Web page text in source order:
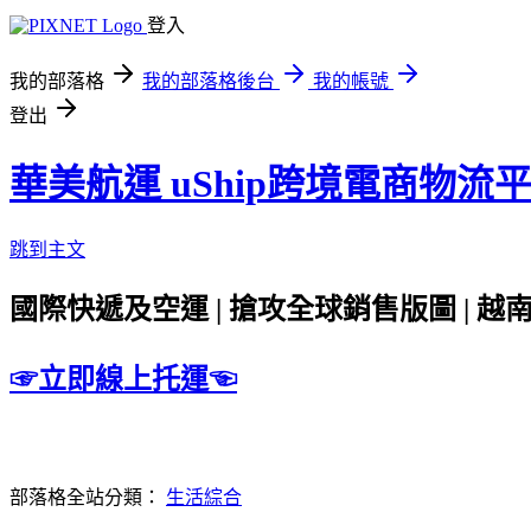
登入
我的部落格 我的部落格後台
我的帳號
登出
華美航運 uShip跨境電商物流
跳到主文
國際快遞及空運 | 搶攻全球銷售版圖 | 越
☞立即線上托運☜
部落格全站分類： 生活綜合